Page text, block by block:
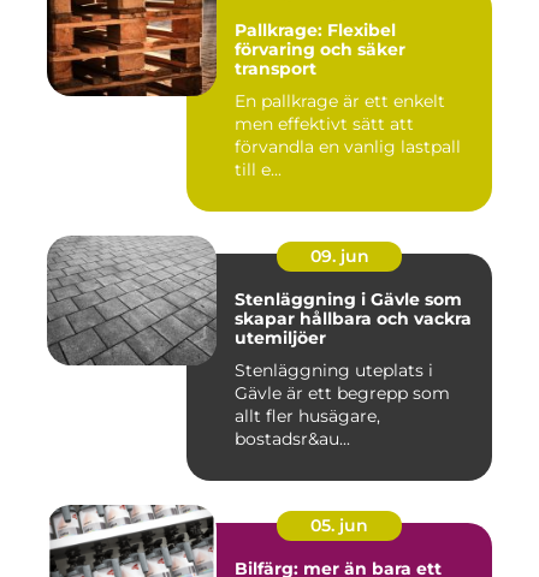
Pallkrage: Flexibel
förvaring och säker
transport
En pallkrage är ett enkelt
men effektivt sätt att
förvandla en vanlig lastpall
till e...
09. jun
Stenläggning i Gävle som
skapar hållbara och vackra
utemiljöer
Stenläggning uteplats i
Gävle är ett begrepp som
allt fler husägare,
bostadsr&au...
05. jun
Bilfärg: mer än bara ett